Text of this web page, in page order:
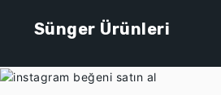
Sünger Ürünleri